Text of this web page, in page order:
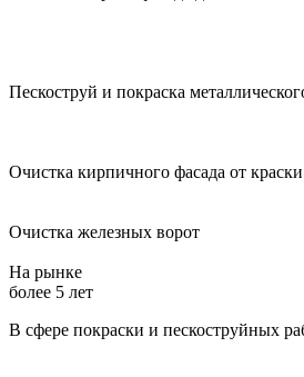
Пескоструй и покраска
Очистка кирпичного фасада от краски
Очистка железных ворот
На рынке
более 5 лет
В сфере покраски и пескоструйных